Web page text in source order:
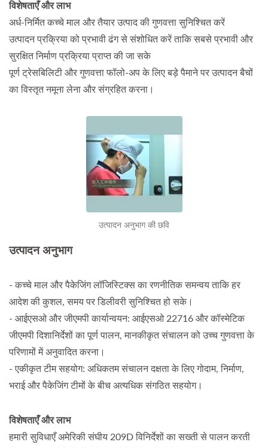
विशेषताएँ और लाभ
अर्ध-निर्मित कच्चे माल और तैयार उत्पाद की गुणवत्ता सुनिश्चित करें
उत्पादन प्रक्रिया को प्रभावी ढंग से संशोधित करें ताकि सबसे प्रभावी और
सुरक्षित निर्माण प्रक्रिया प्राप्त की जा सके
पूर्ण ट्रेसबिलिटी और गुणवत्ता फॉलो-अप के लिए बड़े पैमाने पर उत्पादन बैचों
का विस्तृत नमूना लेना और संग्रहित करना।
उत्पादन अनुभाग की छवि
उत्पादन अनुभाग
- कच्चे माल और पैकेजिंग लॉजिस्टिक्स का रणनीतिक समन्वय ताकि हर
आदेश की कुशल, समय पर डिलीवरी सुनिश्चित हो सके।
- आईएसओ और जीएमपी कार्यान्वयन: आईएसओ 22716 और कॉस्मेटिक
जीएमपी दिशानिर्देशों का पूर्ण पालन, मानकीकृत संचालन को उच्च गुणवत्ता के
परिणामों में अनुवादित करना।
- एकीकृत टीम सहयोग: अधिकतम संचालन दक्षता के लिए गोदाम, निर्माण,
भराई और पैकेजिंग टीमों के बीच अत्यधिक संगठित सहयोग।
विशेषताएँ और लाभ
हमारी सुविधाएँ अमेरिकी संघीय 209D विनिर्देशों का सख्ती से पालन करती